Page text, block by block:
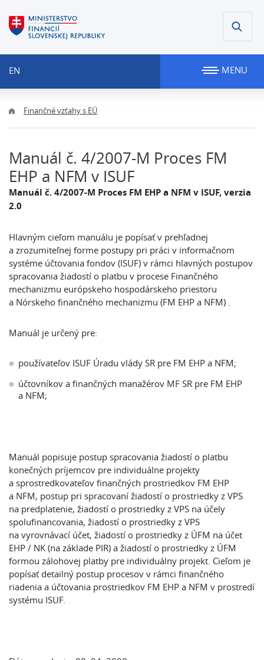
EN MENU
Finančné vzťahy s EÚ
Manuál č. 4/2007-M Proces FM
EHP a NFM v ISUF
Manuál č. 4/2007-M Proces FM EHP a NFM v ISUF, verzia
2.0
Hlavným cieľom manuálu je popísať v prehľadnej
a zrozumiteľnej forme postupy pri práci v informačnom
systéme účtovania fondov (ISUF) v rámci hlavných postupov
spracovania žiadostí o platbu v procese Finančného
mechanizmu európskeho hospodárskeho priestoru
a Nórskeho finančného mechanizmu (FM EHP a NFM) .
Manuál je určený pre:
používateľov ISUF Úradu vlády SR pre FM EHP a NFM;
účtovníkov a finančných manažérov MF SR pre FM EHP
a NFM;
Manuál popisuje postup spracovania žiadostí o platbu
konečných príjemcov pre individuálne projekty
a sprostredkovateľov finančných prostriedkov FM EHP
a NFM, postup pri spracovaní žiadostí o prostriedky z VPS
na predplatenie, žiadostí o prostriedky z VPS na účely
spolufinancovania, žiadostí o prostriedky z VPS
na vyrovnávací účet, žiadostí o prostriedky z ÚFM na účet
EHP / NK (na základe PIR) a žiadostí o prostriedky z ÚFM
formou zálohovej platby pre individuálny projekt. Cieľom je
popísať detailný postup procesov v rámci finančného
riadenia a účtovania prostriedkov FM EHP a NFM v prostredí
systému ISUF.